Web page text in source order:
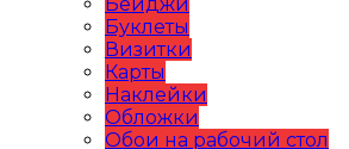
Буклеты
Визитки
Карты
Наклейки
Обложки
Обои на рабочий стол